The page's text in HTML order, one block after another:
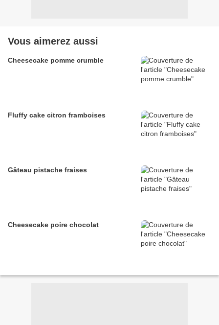
Vous aimerez aussi
Cheesecake pomme crumble
Fluffy cake citron framboises
Gâteau pistache fraises
Cheesecake poire chocolat